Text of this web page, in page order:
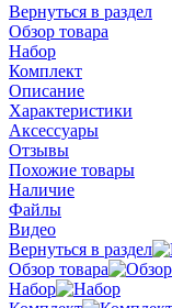
Вернуться в раздел
Обзор товара
Набор
Комплект
Описание
Характеристики
Аксессуары
Отзывы
Похожие товары
Наличие
Файлы
Видео
Вернуться в раздел
Обзор товара
Набор